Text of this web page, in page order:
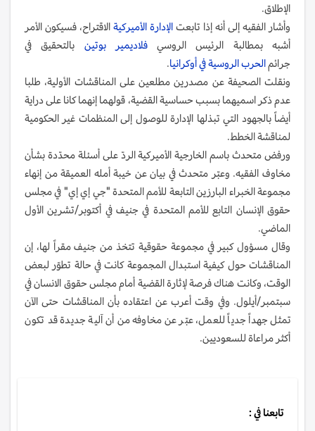
الإطلاق.
وأشار الفقيه إلى أنه إذا تابعت الإدارة الأميركية الاقتراح، فسيكون الأمر
أشبه بمطالبة الرئيس الروسيفلاديمير بوتين بالتحقيق في
جرائم الحرب الروسية في أوكرانيا.
ونقلت الصحيفة عن مصدرين مطلعين على المناقشات الأولية، طلبا
عدم ذكر اسميهما بسبب حساسية القضية، قولهما إنهما كانا على دراية
أيضاً بالجهود التي تبذلها الإدارة للوصول إلى المنظمات غير الحكومية
لمناقشة الخطط.
ورفض متحدث باسم الخارجية الأميركية الردّ على أسئلة محدّدة بشأن
مخاوف الفقيه. وعبّر متحدث في بيان عن خيبة أمله العميقة من إنهاء
مجموعة الخبراء البارزين التابعة للأمم المتحدة "جي إي إي" في مجلس
حقوق الإنسان التابع للأمم المتحدة في جنيف في أكتوبر/تشرين الأول
الماضي.
وقال مسؤول كبير في مجموعة حقوقية تتخذ من جنيف مقراً لها، إن
المناقشات حول كيفية استبدال المجموعة كانت في حالة تطوّر لبعض
الوقت، وكانت هناك فرصة لإثارة القضية أمام مجلس حقوق الانسان في
سبتمبر/أيلول. وفي وقت أعرب عن اعتقاده بأن المناقشات حتى الآن
تمثل جهداً جدياً للعمل، عبّر عن مخاوفه من أن آلية جديدة قد تكون
أكثر مراعاة للسعوديين.
تابعنا في :